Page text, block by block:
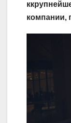
компании,